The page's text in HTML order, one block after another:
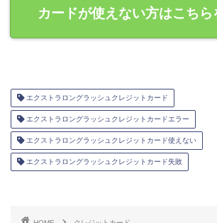
カードが使えない方はこちら
エクストラロングラッシュクレジットカード
エクストラロングラッシュクレジットカードエラー
エクストラロングラッシュクレジットカード使えない
エクストラロングラッシュクレジットカード失敗